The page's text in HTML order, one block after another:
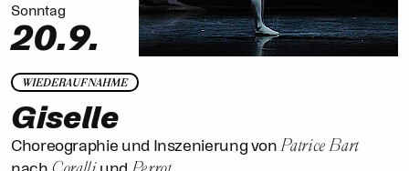
WIEDERAUFNAHME
Giselle
Choreographie und Inszenierung vonPatrice Bart
Sonntag
20.9.